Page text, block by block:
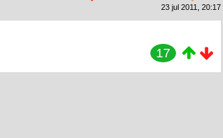
23 jul 2011, 20:17
17